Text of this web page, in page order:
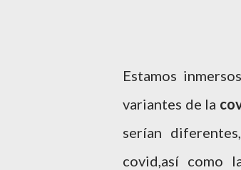
Estamos
variantes de la
serían
covid,así como